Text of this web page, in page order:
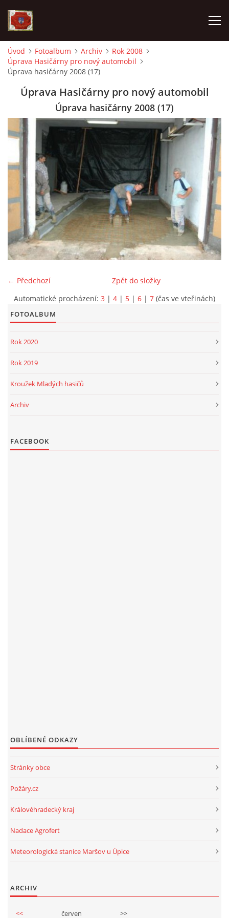
AKTUALITY
SDH HAVLOVICE
VÝJEZDOVÁ JEDNOTKA
KROUŽEK MLADÝCH HASIČŮ
OHLÁŠENÍ PÁLENÍ
KONTAKT
PROJEKT DOPRAVNÍ AUTOMOBIL
Havlovice 377
Úvod Fotoalbum Archiv
Rok 2008
Úprava Hasičárny pro nový automobil
Úprava hasičárny 2008 (17)
Úprava Hasičárny pro nový automobil
Úprava hasičárny 2008 (17)
← Předchozí
Zpět do složky
Automatické procházení: 3 | 4 | 5 | 6 | 7 (čas ve vteřinách)
FOTOALBUM
Rok 2020
Rok 2019
Kroužek Mladých hasičů
Archiv
FACEBOOK
OBLÍBENÉ ODKAZY
Stránky obce
Požáry.cz
Královéhradecký kraj
Nadace Agrofert
Meteorologická stanice Maršov u Úpice
ARCHIV
<< červen >>